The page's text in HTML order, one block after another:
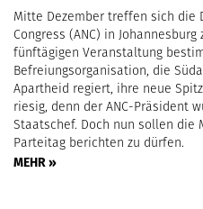
Mitte Dezember treffen sich die
Congress (ANC) in
fünftägigen Veranstaltung
Befreiungsorganisation, die
Apartheid regiert, ihre neue
riesig, denn der ANC-Präsident
Staatschef. Doch nun sollen die
Parteitag berichten zu dürfen.
MEHR »